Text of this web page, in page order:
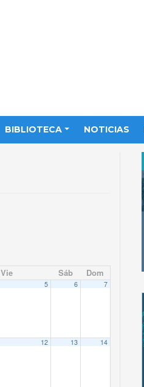
BIBLIOTECA NOTICIAS
Vie Sáb Dom
5 6 7
12 13 14